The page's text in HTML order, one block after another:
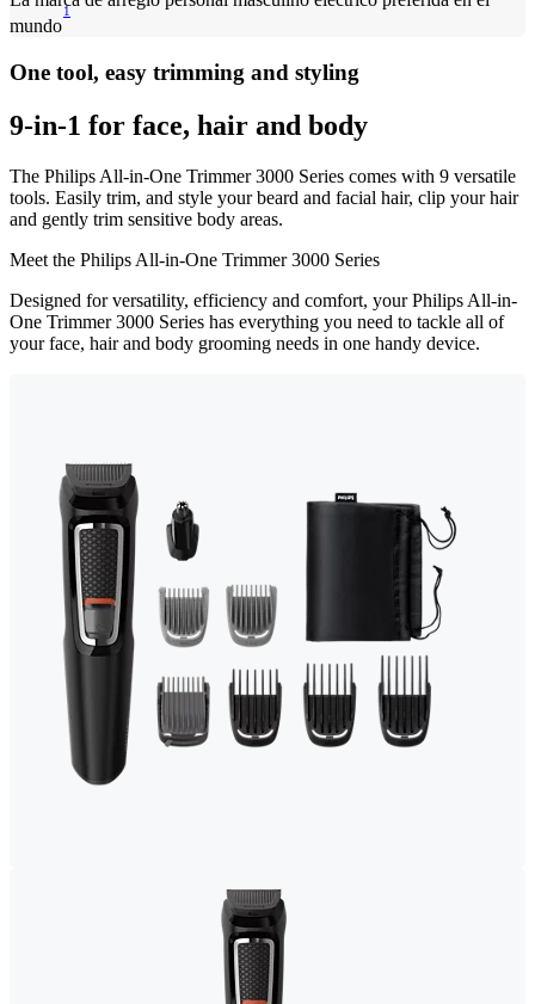
mundo
1
One tool, easy trimming and styling
9-in-1 for face, hair and body
The Philips All-in-One Trimmer 3000 Series comes with 9 versatile
tools. Easily trim, and style your beard and facial hair, clip your hair
and gently trim sensitive body areas.
Meet the Philips All-in-One Trimmer 3000 Series
Designed for versatility, efficiency and comfort, your Philips All-in-
One Trimmer 3000 Series has everything you need to tackle all of
your face, hair and body grooming needs in one handy device.